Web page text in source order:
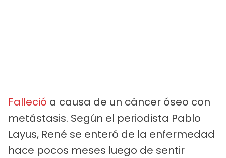
Falleció a causa de un cáncer óseo con
metástasis. Según el periodista Pablo
Layus, René se enteró de la enfermedad
hace pocos meses luego de sentir